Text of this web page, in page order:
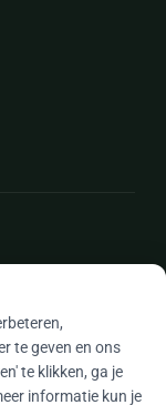
te geven en ons
te klikken, ga je
informatie kun je